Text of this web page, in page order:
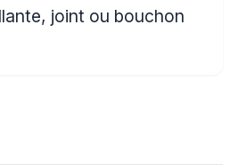
joint ou bouchon